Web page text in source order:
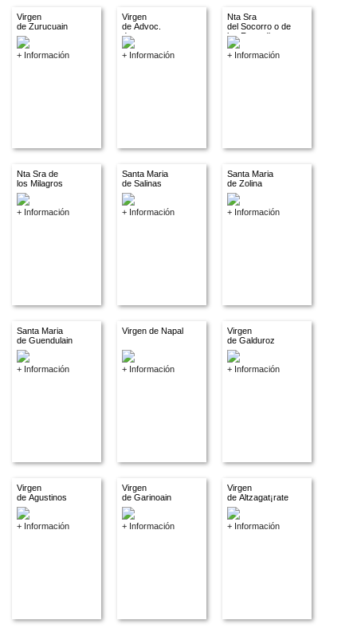
Virgen
de Zurucuain
+ Información
Virgen
de Advoc.
descon.
+ Información
Nta Sra
del Socorro o de
los Remedios
+ Información
Nta Sra de
los Milagros
+ Información
Santa Maria
de Salinas
+ Información
Santa Maria
de Zolina
+ Información
Santa Maria
de Guendulain
+ Información
Virgen de Napal
+ Información
Virgen
de Galduroz
+ Información
Virgen
de Agustinos
+ Información
Virgen
de Garinoain
+ Información
Virgen
de Altzagat¡rate
+ Información